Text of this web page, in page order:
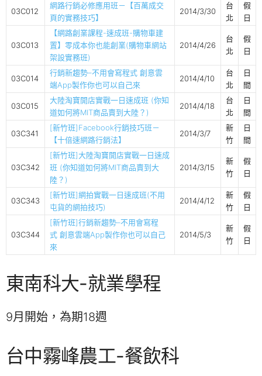
03C012
網路行銷必修應用班－【百萬成交
頁的實務技巧】
2014/3/30
台
北
假
日
03C013
【網路創業課程-速成班-購物車建
置】零成本你也能創業(購物車網站
架設實務班)
2014/4/26
台
北
假
日
03C014
行銷新趨勢–不用會寫程式 創意雲
端App製作你也可以自己來
2014/4/10
台
北
日
間
03C015
大陸淘寶開店實戰一日速成班 (你知
道如何將MIT商品賣到大陸？)
2014/4/18
台
北
日
間
03C341
[新竹班]Facebook行銷技巧班－
【十倍速網路行銷法】
2014/3/7
新
竹
日
間
03C342
[新竹班]大陸淘寶開店實戰一日速成
班 (你知道如何將MIT商品賣到大
陸？)
2014/3/15
新
竹
假
日
03C343
[新竹班]網拍實戰一日速成班(不用
屯貨的網拍技巧)
2014/4/12
新
竹
假
日
03C344
[新竹班]行銷新趨勢–不用會寫程
式 創意雲端App製作你也可以自己
來
2014/5/3
新
竹
假
日
東南科大-就業學程
9月開始，為期18週
台中霧峰農工-餐飲科